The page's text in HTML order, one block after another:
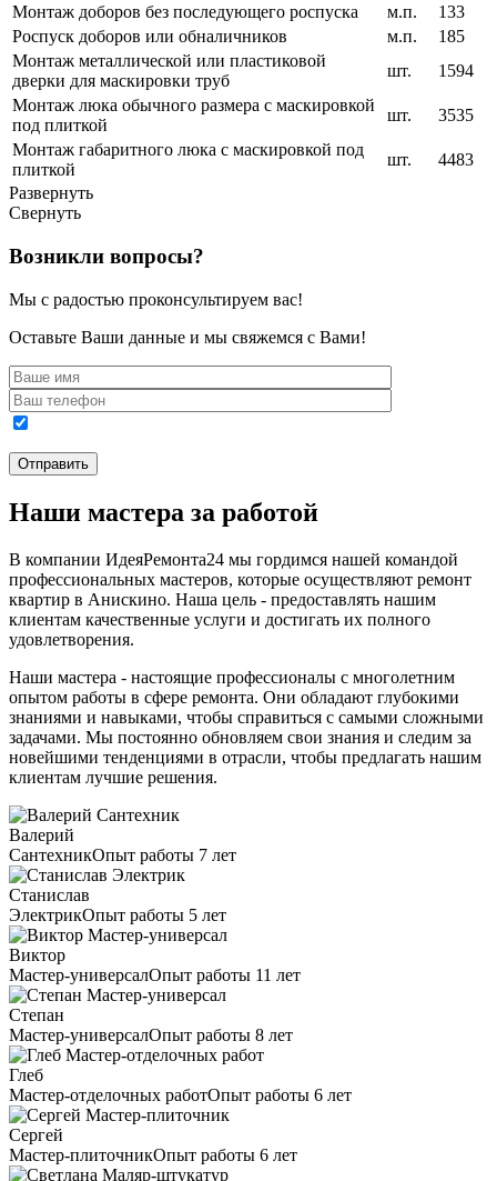
Монтаж доборов без последующего роспуска м.п.
133
Роспуск доборов или обналичников
м.п.
185
Монтаж металлической или пластиковой
дверки для маскировки труб
шт.
1594
Монтаж люка обычного размера с маскировкой
под плиткой
шт.
3535
Монтаж габаритного люка с маскировкой под
плиткой
шт.
4483
Развернуть
Свернуть
Возникли вопросы?
Мы с радостью проконсультируем вас!
Оставьте Ваши данные и мы свяжемся с Вами!
Наши мастера за работой
В компании ИдеяРемонта24 мы гордимся нашей командой
профессиональных мастеров, которые осуществляют ремонт
квартир в Анискино. Наша цель - предоставлять нашим
клиентам качественные услуги и достигать их полного
удовлетворения.
Наши мастера - настоящие профессионалы с многолетним
опытом работы в сфере ремонта. Они обладают глубокими
знаниями и навыками, чтобы справиться с самыми сложными
задачами. Мы постоянно обновляем свои знания и следим за
новейшими тенденциями в отрасли, чтобы предлагать нашим
клиентам лучшие решения.
Валерий
СантехникОпыт работы 7 лет
Станислав
ЭлектрикОпыт работы 5 лет
Виктор
Мастер-универсалОпыт работы 11 лет
Степан
Мастер-универсалОпыт работы 8 лет
Глеб
Мастер-отделочных работОпыт работы 6 лет
Сергей
Мастер-плиточникОпыт работы 6 лет